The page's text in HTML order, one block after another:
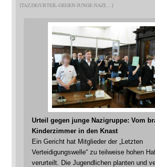
TAZ.DE/URTEIL-GEGEN-JUNGE-NAZI
Urteil gegen junge Nazigruppe: Vom
Kinderzimmer in den Knast
Ein Gericht hat Mitglieder der „Letzten
Verteidigungswelle“ zu teilweise hohen
verurteilt. Die Jugendlichen planten und